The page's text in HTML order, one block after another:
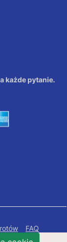
każde pytanie.
FAQ